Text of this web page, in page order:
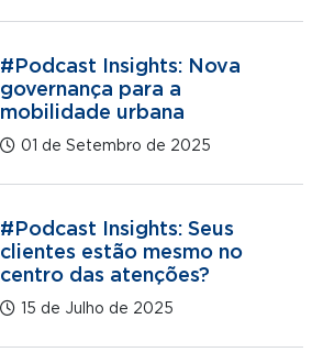
#Podcast Insights: Nova
governança para a
mobilidade urbana
01 de Setembro de 2025
#Podcast Insights: Seus
clientes estão mesmo no
centro das atenções?
15 de Julho de 2025